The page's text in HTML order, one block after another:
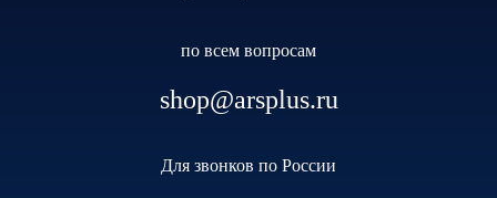
по всем вопросам
shop@arsplus.ru
Для звонков по России